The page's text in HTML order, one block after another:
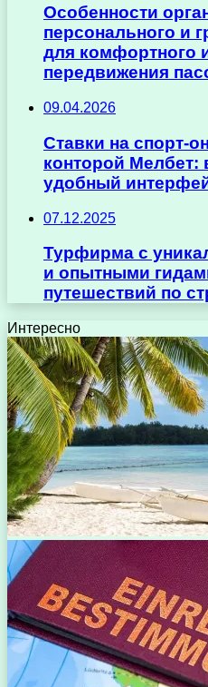
Особенности
персонального и
для комфортного
передвижения
09.04.2026
Ставки на спорт-
конторой
удобный
07.12.2025
Турфирма с
и опытными
путешествий по
Интересно